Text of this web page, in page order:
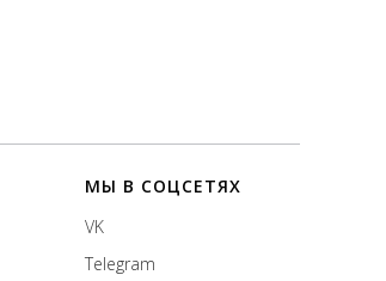
МЫ В СОЦСЕТЯХ
VK
Telegram